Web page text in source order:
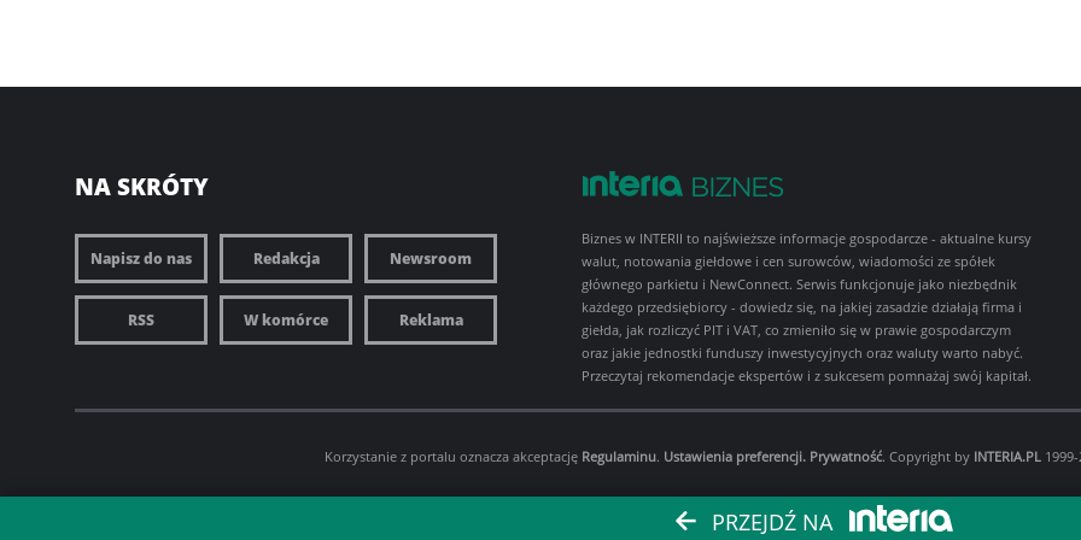
NA SKRÓTY
Napisz do nas Redakcja Newsroom
RSS W komórce Reklama
Biznes w INTERII to najświeższe informacje gospodarcze - aktualne kursy
walut, notowania giełdowe i cen surowców, wiadomości ze spółek
głównego parkietu i NewConnect. Serwis funkcjonuje jako niezbędnik
każdego przedsiębiorcy - dowiedz się, na jakiej zasadzie działają firma i
giełda, jak rozliczyć PIT i VAT, co zmieniło się w prawie gospodarczym
oraz jakie jednostki funduszy inwestycyjnych oraz waluty warto nabyć.
Przeczytaj rekomendacje ekspertów i z sukcesem pomnażaj swój kapitał.
Korzystanie z portalu oznacza akceptację Regulaminu. Ustawienia preferencji. Prywatność. Copyright by INTERIA.PL
PRZEJDŹ NA